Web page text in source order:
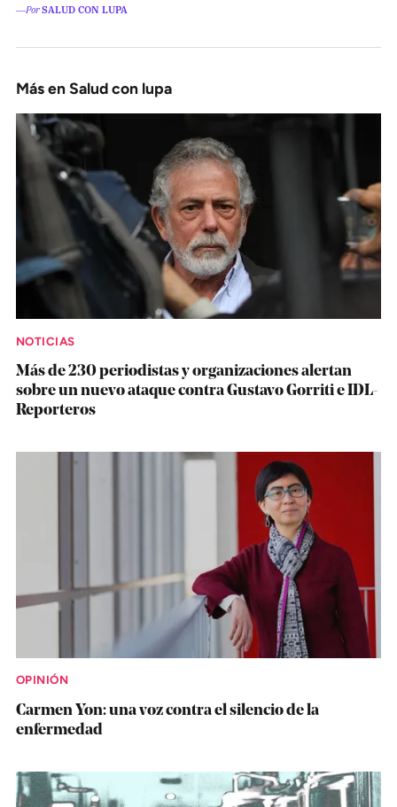
―PorSALUD CON LUPA
Más en Salud con lupa
NOTICIAS
Más de 230 periodistas y organizaciones alertan
sobre un nuevo ataque contra Gustavo Gorriti e IDL-
Reporteros
OPINIÓN
Carmen Yon: una voz contra el silencio de la
enfermedad